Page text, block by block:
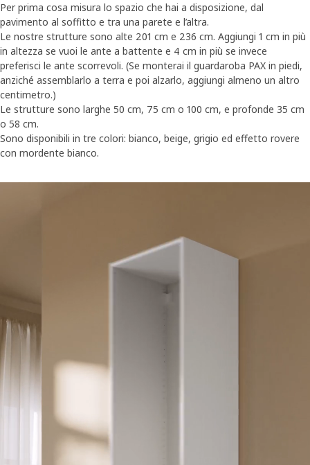
Per prima cosa misura lo spazio che hai a disposizione, dal
pavimento al soffitto e tra una parete e l’altra.
Le nostre strutture sono alte 201 cm e 236 cm. Aggiungi 1 cm in più
in altezza se vuoi le ante a battente e 4 cm in più se invece
preferisci le ante scorrevoli. (Se monterai il guardaroba PAX in piedi,
anziché assemblarlo a terra e poi alzarlo, aggiungi almeno un altro
centimetro.)
Le strutture sono larghe 50 cm, 75 cm o 100 cm, e profonde 35 cm
o 58 cm.
Sono disponibili in tre colori: bianco, beige, grigio ed effetto rovere
con mordente bianco.